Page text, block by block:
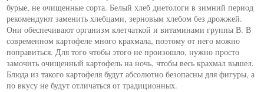
бурые, не очищенные сорта. Белый хлеб диетологи в зимний период
рекомендуют заменить хлебцами, зерновым хлебом без дрожжей.
Они обеспечивают организм клетчаткой и витаминами группы В. В
современном картофеле много крахмала, поэтому от него можно
поправиться. Для того чтобы этого не произошло, нужно просто
замочить очищенный картофель на ночь, чтобы весь крахмал вышел.
Блюда из такого картофеля будут абсолютно безопасны для фигуры, а
по вкусу не будут отличаться от традиционных.